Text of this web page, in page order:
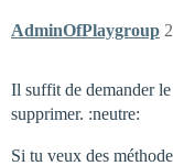
AdminOfPlaygroup 2
Il suffit de demander le
supprimer. :neutre:
Si tu veux des